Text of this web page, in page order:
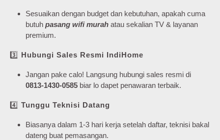
Sesuaikan dengan budget dan kebutuhan, apakah cuma
butuh pasang wifi murah atau sekalian TV & layanan
premium.
3️⃣ Hubungi Sales Resmi IndiHome
Jangan pake calo! Langsung hubungi sales resmi di
0813-1430-0585 biar lo dapet penawaran terbaik.
4️⃣ Tunggu Teknisi Datang
Biasanya dalam 1-3 hari kerja setelah daftar, teknisi bakal
dateng buat pemasangan.